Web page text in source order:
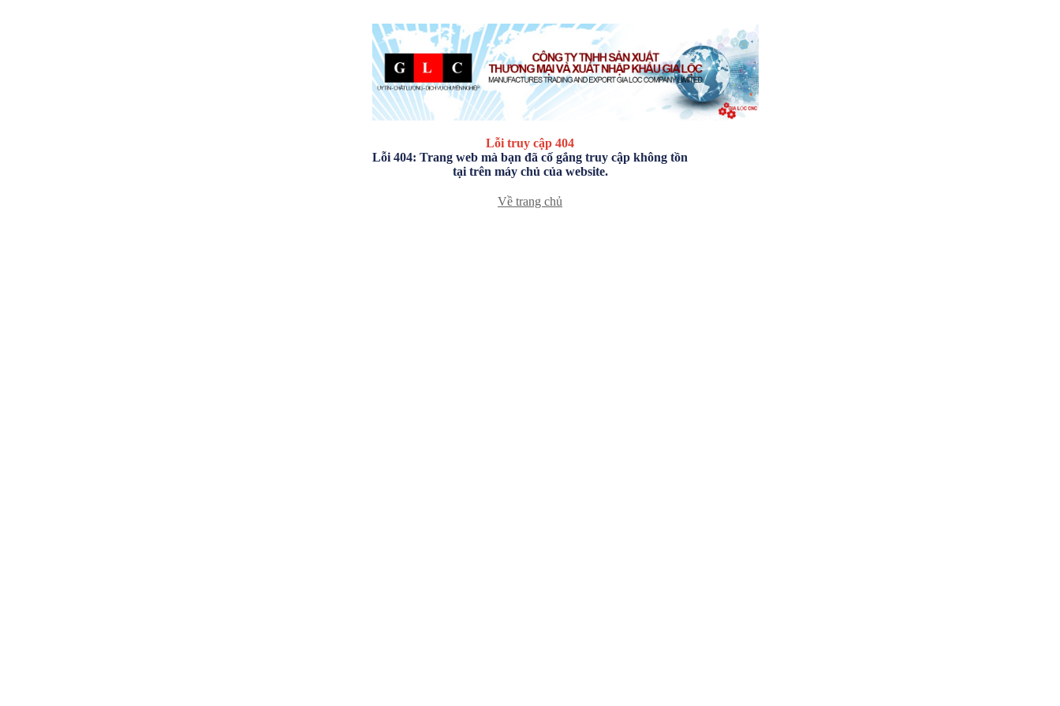
Lỗi truy cập 404
Lỗi 404: Trang web mà bạn đã cố gắng truy cập không tồn
tại trên máy chủ của website.
Về trang chủ